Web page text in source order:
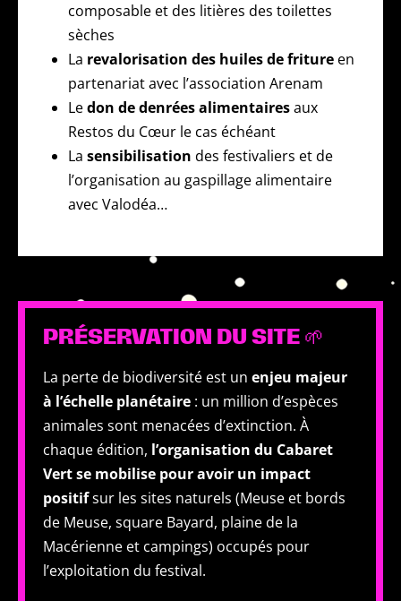
composable et des litières des toilettes
sèches
La revalorisation des huiles de friture en
partenariat avec l’association Arenam
Ledon de denrées alimentairesaux
Restos du Cœur le cas échéant
La sensibilisation des festivaliers et de
l’organisation au gaspillage alimentaire
avec Valodéa…
PRÉSERVATION DU SITE 🌱
La perte de biodiversité est un enjeu majeur
à l’échelle planétaire : un million d’espèces
animales sont menacées d’extinction. À
chaque édition, l’organisation du Cabaret
Vert se mobilise pour avoir un impact
positifsur les sites naturels (Meuse et bords
de Meuse, square Bayard, plaine de la
Macérienne et campings) occupés pour
l’exploitation du festival.